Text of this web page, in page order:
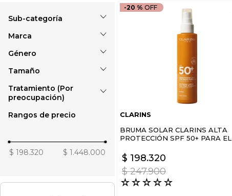
Protección solar
corporal
Marca
CLARINS
CLINIQUE
Género
Unisex
Tamaño
40 ml
Tratamiento (Por
preocupación)
Piel todo tipo
Rangos de precio
$ 198.320 $ 1.448.000
-20 %
CLARINS
BRUMA SOLAR CLARINS ALTA
PROTECCIÓN SPF 50+ PARA EL
$ 247.900
$ 198.320
☆☆☆☆☆